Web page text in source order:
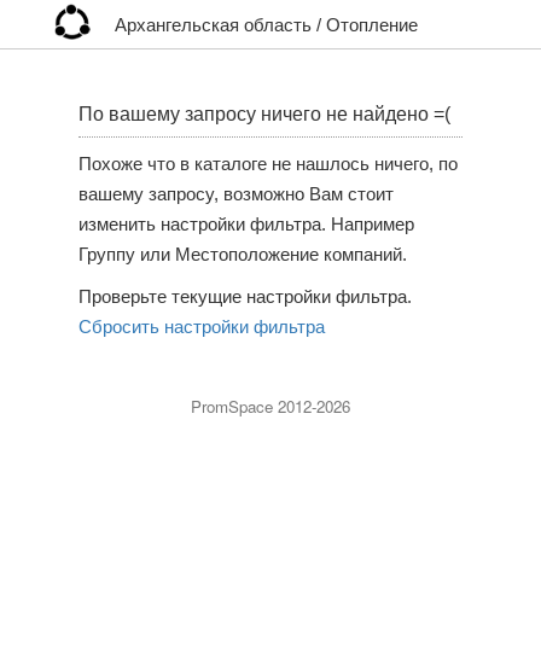
Архангельская область / Отопление
По вашему запросу ничего не найдено =(
Похоже что в каталоге не нашлось ничего, по
вашему запросу, возможно Вам стоит
изменить настройки фильтра. Например
Группу или Местоположение компаний.
Проверьте текущие настройки фильтра.
Сбросить настройки фильтра
PromSpace 2012-2026